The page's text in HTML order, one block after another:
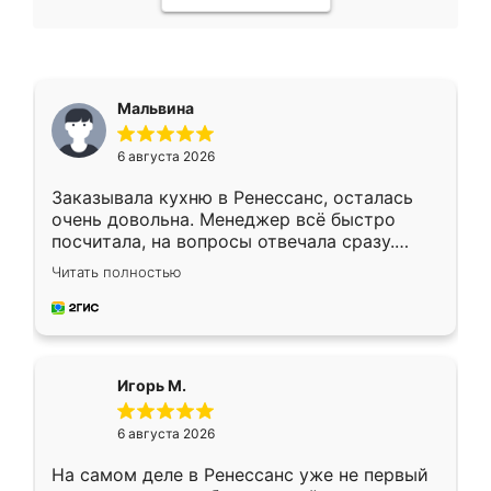
Мальвина
6 августа 2026
Заказывала кухню в Ренессанс, осталась
очень довольна. Менеджер всё быстро
посчитала, на вопросы отвечала сразу.
Замерщик приехал в субботу, подошёл к
делу со всей ответственностью. Собрали
за день, ребята работали аккуратно, даже
Читать полностью
Игорь М.
6 августа 2026
На самом деле в Ренессанс уже не первый